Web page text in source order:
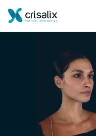
外科医生之家
3D商务平台